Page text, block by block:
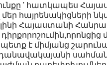
' հատկապես
մեր հայրենակիցների
Հայաստանի
պետք է միմյանց